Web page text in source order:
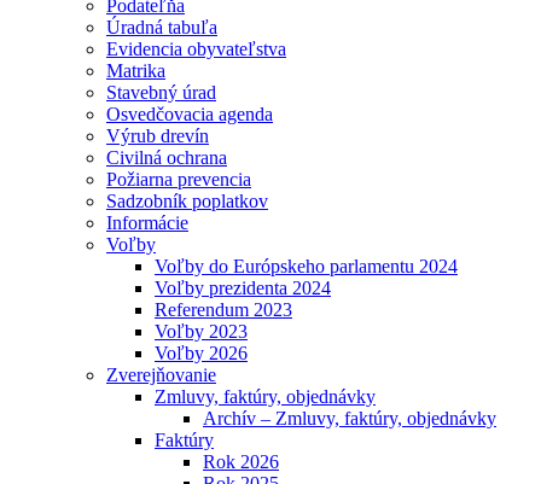
Podateľňa
Úradná tabuľa
Evidencia obyvateľstva
Matrika
Stavebný úrad
Osvedčovacia agenda
Výrub drevín
Civilná ochrana
Požiarna prevencia
Sadzobník poplatkov
Informácie
Voľby
Voľby do Európskeho parlamentu 2024
Voľby prezidenta 2024
Referendum 2023
Voľby 2023
Voľby 2026
Zverejňovanie
Zmluvy, faktúry, objednávky
Archív – Zmluvy, faktúry, objednávky
Faktúry
Rok 2026